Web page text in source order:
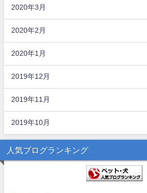
2020年3月
2020年2月
2020年1月
2019年12月
2019年11月
2019年10月
人気ブログランキング